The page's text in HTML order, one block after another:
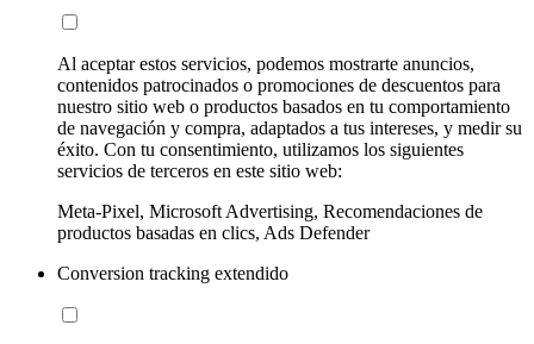
Al aceptar estos servicios, podemos mostrarte anuncios,
contenidos patrocinados o promociones de descuentos para
nuestro sitio web o productos basados en tu comportamiento
de navegación y compra, adaptados a tus intereses, y medir su
éxito. Con tu consentimiento, utilizamos los siguientes
servicios de terceros en este sitio web:
Meta-Pixel, Microsoft Advertising, Recomendaciones de
productos basadas en clics, Ads Defender
Conversion tracking extendido